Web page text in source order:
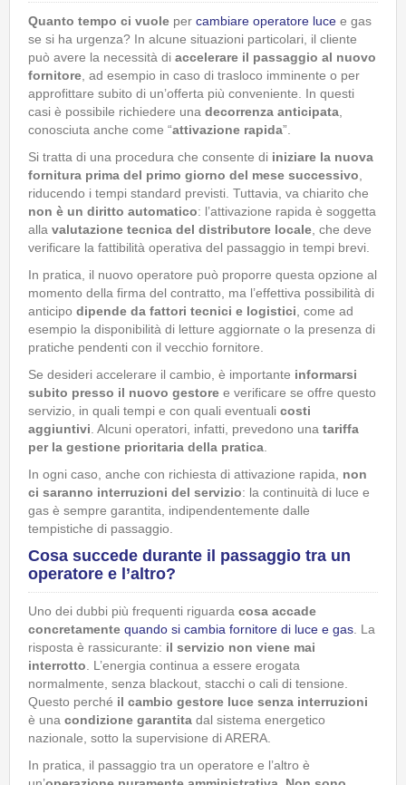
Quanto tempo ci vuole per cambiare operatore luce e gas
se si ha urgenza? In alcune situazioni particolari, il cliente
può avere la necessità di accelerare il passaggio al nuovo
fornitore , ad esempio in caso di trasloco imminente o per
approfittare subito di un’offerta più conveniente. In questi
casi è possibile richiedere una decorrenza anticipata
conosciuta anche come “attivazione rapida”.
Si tratta di una procedura che consente di iniziare la nuova
fornitura prima del primo giorno del mese successivo
riducendo i tempi standard previsti. Tuttavia, va chiarito che
non è un diritto automatico: l’attivazione rapida è soggetta
alla valutazione tecnica del distributore locale , che deve
verificare la fattibilità operativa del passaggio in tempi brevi.
In pratica, il nuovo operatore può proporre questa opzione al
momento della firma del contratto, ma l’effettiva possibilità di
anticipo dipende da fattori tecnici e logistici , come ad
esempio la disponibilità di letture aggiornate o la presenza di
pratiche pendenti con il vecchio fornitore.
Se desideri accelerare il cambio, è importante informarsi
subito presso il nuovo gestore e verificare se offre questo
servizio, in quali tempi e con quali eventuali costi
aggiuntivi . Alcuni operatori, infatti, prevedono una tariffa
per la gestione prioritaria della pratica
In ogni caso, anche con richiesta di attivazione rapida, non
ci saranno interruzioni del servizio: la continuità di luce e
gas è sempre garantita, indipendentemente dalle
tempistiche di passaggio.
Cosa succede durante il passaggio tra un
operatore e l’altro?
Uno dei dubbi più frequenti riguarda cosa accade
concretamente quando si cambia fornitore di luce e gas . La
risposta è rassicurante: il servizio non viene mai
interrotto . L’energia continua a essere erogata
normalmente, senza blackout, stacchi o cali di tensione.
Questo perché il cambio gestore luce senza interruzioni
è una condizione garantita dal sistema energetico
nazionale, sotto la supervisione di ARERA.
In pratica, il passaggio tra un operatore e l’altro è